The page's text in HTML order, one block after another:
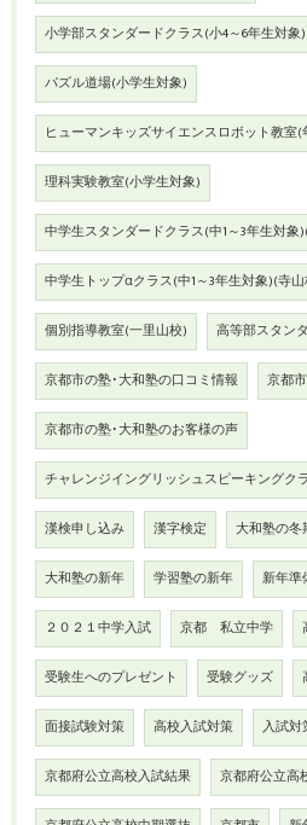
小学部スタンダードクラス(小4～6年生対象)
パズル道場(小学生対象)
ヒューマンキッズサイエンスロボット教室
理科実験教室(小学生対象)
中学生スタンダードクラス(中1～3年生対象
中学生トップαクラス(中1～3年生対象)(寺
個別指導教室(一里山校) 高等部スタン
京都市の塾･大和塾の口コミ情報 京都
京都市の塾･大和塾のお客様の声
チャレンジイングリッシュスピーキングク
漢検申し込み 漢字検定 大和塾の冬
大和塾の新年 学習塾の新年 新年準
２０２１中学入試 京都 私立中学
受験生へのプレゼント 受験グッズ
面接試験対策 高校入試対策 入試対
京都府公立高校入試結果 京都府公立高